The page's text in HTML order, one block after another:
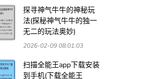
探寻神气牛牛的神秘玩
法(探秘神气牛牛的独一
无二的玩法奥妙)
2026-02-09 08:01:03
扫描全能王app下载安装
到手机(下载全能王